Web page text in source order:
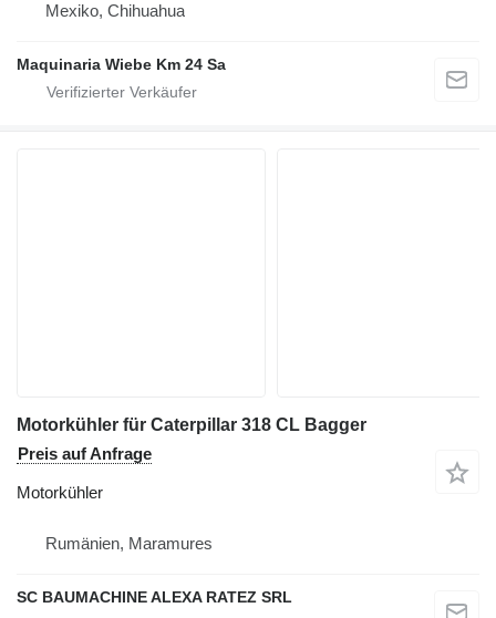
Mexiko, Chihuahua
Maquinaria Wiebe Km 24 Sa
Motorkühler für Caterpillar 318 CL Bagger
Preis auf Anfrage
Motorkühler
Rumänien, Maramures
SC BAUMACHINE ALEXA RATEZ SRL